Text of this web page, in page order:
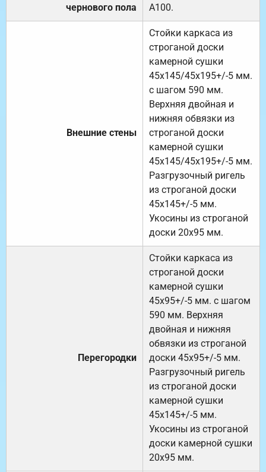
чернового пола
А100.
Внешние стены
Стойки каркаса из
строганой доски
камерной сушки
45х145/45х195+/-5 мм.
с шагом 590 мм.
Верхняя двойная и
нижняя обвязки из
строганой доски
камерной сушки
45х145/45х195+/-5 мм.
Разгрузочный ригель
из строганой доски
45х145+/-5 мм.
Укосины из строганой
доски 20х95 мм.
Перегородки
Стойки каркаса из
строганой доски
камерной сушки
45х95+/-5 мм. с шагом
590 мм. Верхняя
двойная и нижняя
обвязки из строганой
доски 45х95+/-5 мм.
Разгрузочный ригель
из строганой доски
камерной сушки
45х145+/-5 мм.
Укосины из строганой
доски камерной сушки
20х95 мм.